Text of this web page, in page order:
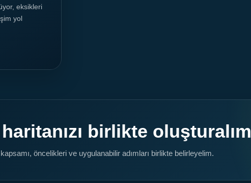
eksikleri
yol
birlikte oluşturalım
öncelikleri ve uygulanabilir adımları birlikte belirleyelim.